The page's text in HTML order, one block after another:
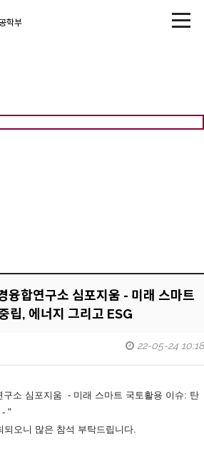
융합연구소 심포지움 - 미래 스마트
립, 에너지 그리고 ESG
22-05-24 10:18
구소 심포지움 - 미래 스마트 국토활용 이슈: 탄
- "
오니 많은 참석 부탁드립니다.